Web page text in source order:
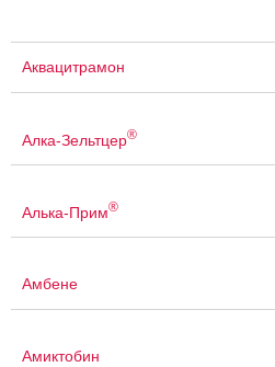
Аквацитрамон
Алка-Зельтцер®
Алька-Прим®
Амбене
Амиктобин